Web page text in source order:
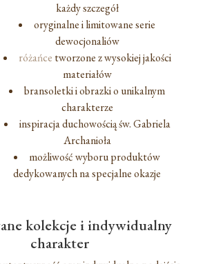
każdy szczegół
oryginalne i limitowane serie
dewocjonaliów
różańce tworzone z wysokiej jakości
materiałów
bransoletki i obrazki o unikalnym
charakterze
inspiracja duchowością św. Gabriela
Archanioła
możliwość wyboru produktów
dedykowanych na specjalne okazje
kolekcje i indywidualny
charakter